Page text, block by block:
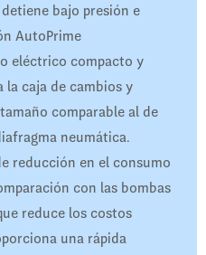
bajo presión e
AutoPrime
eléctrico compacto y
la caja de cambios y
comparable al de
neumática.
reducción en el consumo
con las bombas
reduce los costos
una rápida